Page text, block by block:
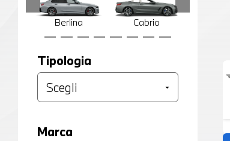
Berlina Cabrio
Tipologia
Marca